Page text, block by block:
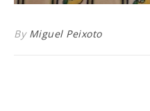
By Miguel Peixoto